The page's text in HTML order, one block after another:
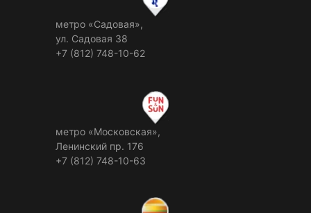
метро «Садовая»,
ул. Садовая 38
+7 (812) 748-10-62
метро «Московская»,
Ленинский пр. 176
+7 (812) 748-10-63